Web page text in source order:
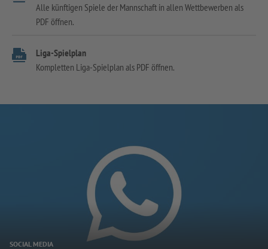
Alle künftigen Spiele der Mannschaft in allen Wettbewerben als
PDF öffnen.
Liga-Spielplan
Kompletten Liga-Spielplan als PDF öffnen.
SOCIAL MEDIA